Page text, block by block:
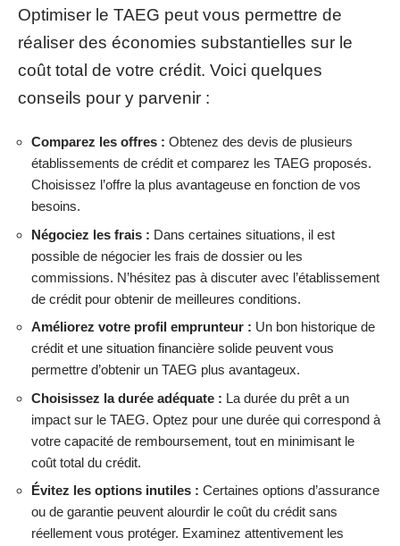
Optimiser le TAEG peut vous permettre de
réaliser des économies substantielles sur le
coût total de votre crédit. Voici quelques
conseils pour y parvenir :
Comparez les offres : Obtenez des devis de plusieurs
établissements de crédit et comparez les TAEG proposés.
Choisissez l’offre la plus avantageuse en fonction de vos
besoins.
Négociez les frais : Dans certaines situations, il est
possible de négocier les frais de dossier ou les
commissions. N’hésitez pas à discuter avec l’établissement
de crédit pour obtenir de meilleures conditions.
Améliorez votre profil emprunteur : Un bon historique de
crédit et une situation financière solide peuvent vous
permettre d’obtenir un TAEG plus avantageux.
Choisissez la durée adéquate : La durée du prêt a un
impact sur le TAEG. Optez pour une durée qui correspond à
votre capacité de remboursement, tout en minimisant le
coût total du crédit.
Évitez les options inutiles : Certaines options d’assurance
ou de garantie peuvent alourdir le coût du crédit sans
réellement vous protéger. Examinez attentivement les